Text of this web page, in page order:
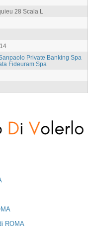
28 Scala L
Private Banking Spa
Fideuram Spa
ROMA